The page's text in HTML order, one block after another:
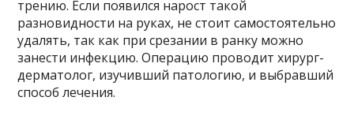
трению. Если появился нарост такой
разновидности на руках, не стоит самостоятельно
удалять, так как при срезании в ранку можно
занести инфекцию. Операцию проводит хирург-
дерматолог, изучивший патологию, и выбравший
способ лечения.